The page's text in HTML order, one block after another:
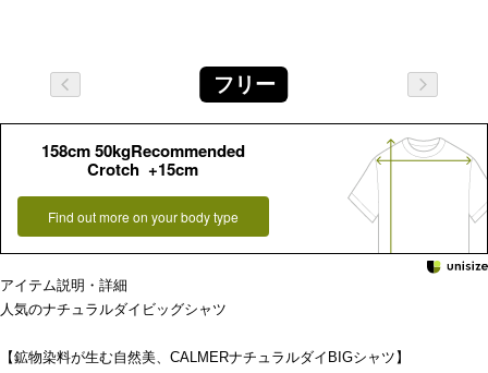
フリー
158cm 50kgRecommended
Crotch +15cm
Find out more on your body type
アイテム説明・詳細
人気のナチュラルダイビッグシャツ
【鉱物染料が生む自然美、CALMERナチュラルダイBIGシャツ】